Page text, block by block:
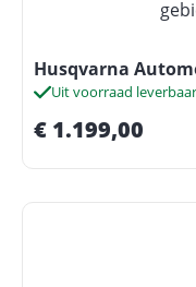
Husqvarna
Uit voorraad leverbaar
€ 1.199,00